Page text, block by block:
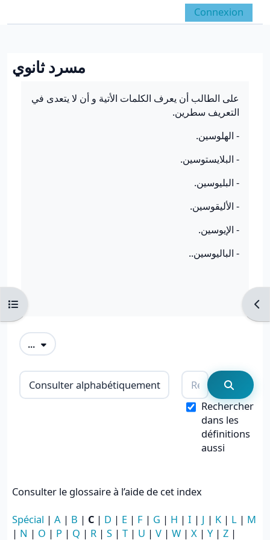
Panneau latéral
Activer/désactiver la
Connexion
Ouvrir l’index du cours
مسرد ثانوي
على الطالب أن يعرف الكلمات الأتية و أن لا يتعدى في
التعريف سطرين.
- الهلوسين.
- البلايستوسين.
- البليوسين.
- الأليقوسين.
- الإيوسين.
- الباليوسين..
... Exporter des articles
Consulter le glossaire à l’aide de cet
Rechercher
Rechercher
dans les
définitions
aussi
Consulter le glossaire à l’aide de cet index
Spécial | A | B | C | D | E | F | G | H | I | J | K | L | M
| N | O | P | Q | R | S | T | U | V | W | X | Y| Z |